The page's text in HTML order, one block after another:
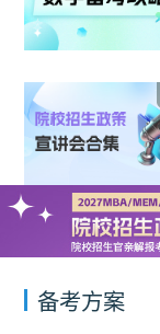
备考方案